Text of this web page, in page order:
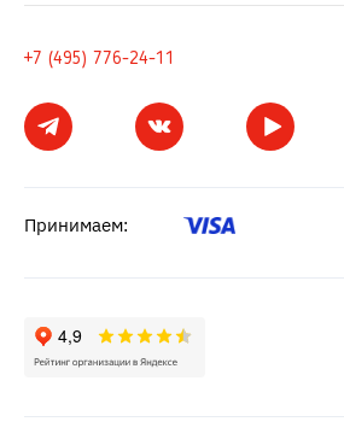
+7 (495) 776-24-11
Принимаем: